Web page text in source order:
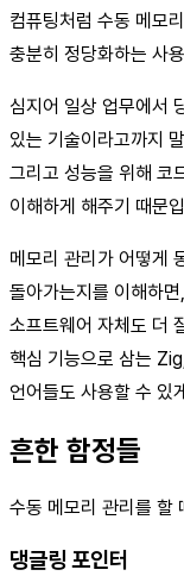
컴퓨팅처럼 수동 메모
충분히 정당화하는 사
심지어 일상 업무에서
있는 기술이라고까지
그리고 성능을 위해 코
이해하게 해주기 때문
메모리 관리가 어떻게
돌아가는지를 이해하
소프트웨어 자체도 더
핵심 기능으로 삼는
언어들도 사용할 수 있
흔한 함정들
수동 메모리 관리를 할
댕글링 포인터